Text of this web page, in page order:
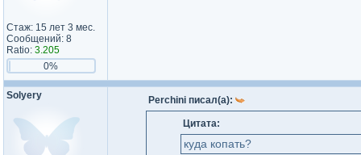
Стаж: 15 лет 3 мес.
Сообщений: 8
Ratio: 3.205
0%
Solyery Perchini писал(а):
Цитата:
куда копать?